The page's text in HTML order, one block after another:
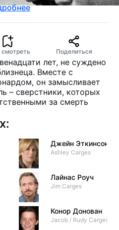
смотреть Поделиться
лет, не суждено
Вместе с
он замысливает
– сверстники, которых
за смерть
Джейн Эткинсон
Ashley Carges
Лайнас Роуч
Jim Carges
Конор Донован
Jacob / Rudy Carges